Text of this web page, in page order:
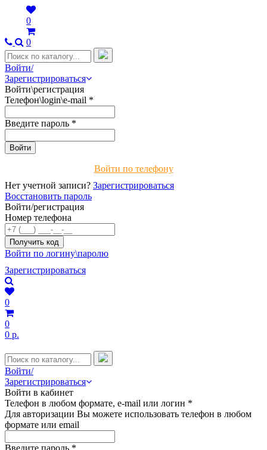
0
0
Войти/
Зарегистрироваться
Войти\регистрация
Телефон\login\e-mail *
Введите пароль *
Войти по телефону
Нет учетной записи? Зарегистрироваться
Восстановить пароль
Войти/регистрация
Номер телефона
Войти по логину\паролю
Зарегистрироваться
0
0
0 р.
Войти/
Зарегистрироваться
Войти в кабинет
Телефон в любом формате, e-mail или логин *
Для авторизации Вы можете использовать телефон в любом
формате или email
Введите пароль *